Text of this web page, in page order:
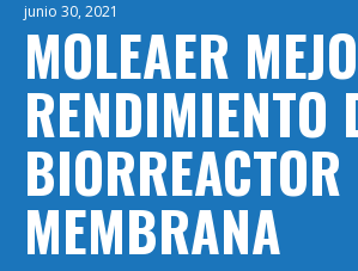
junio 30, 2021
MOLEAER
RENDIMIENTO
BIORREACTOR
MEMBRANA